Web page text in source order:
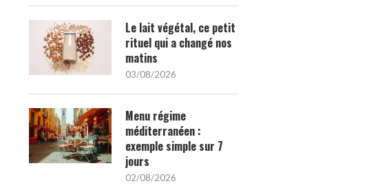
Le lait végétal, ce petit
rituel qui a changé nos
matins
03/08/2026
Menu régime
méditerranéen :
exemple simple sur 7
jours
02/08/2026